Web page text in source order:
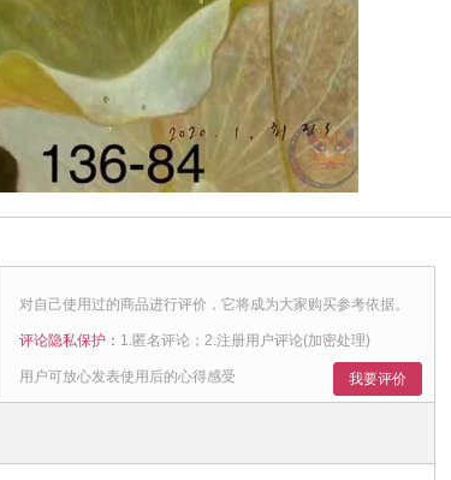
对自己使用过的商品进行评价，它将成为大家购买参考依据。
评论隐私保护： 1.匿名评论；2.注册用户评论(加密处理)
用户可放心发表使用后的心得感受 我要评价